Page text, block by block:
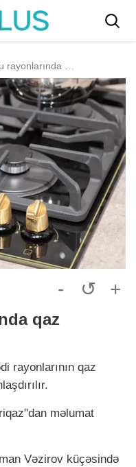
- ↺ +
qaz
rayonlarının qaz
məlumat
Vəzirov küçəsində